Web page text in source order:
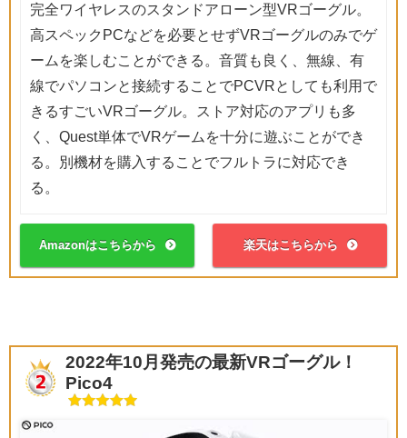
完全ワイヤレスのスタンドアローン型VRゴーグル。
高スペックPCなどを必要とせずVRゴーグルのみでゲ
ームを楽しむことができる。音質も良く、無線、有
線でパソコンと接続することでPCVRとしても利用で
きるすごいVRゴーグル。ストア対応のアプリも多
く、Quest単体でVRゲームを十分に遊ぶことができ
る。別機材を購入することでフルトラに対応でき
る。
Amazonはこちらから 楽天はこちらから
2022年10月発売の最新VRゴーグル！
Pico4